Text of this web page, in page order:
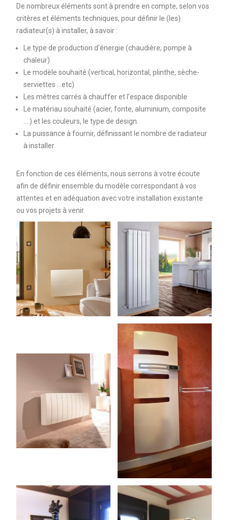
De nombreux éléments sont à prendre en compte, selon vos
critères et éléments techniques, pour définir le (les)
radiateur(s) à installer, à savoir :
Le type de production d’énergie (chaudière, pompe à
chaleur)
Le modèle souhaité (vertical, horizontal, plinthe, sèche-
serviettes …etc)
Les mètres carrés à chauffer et l’espace disponible
Le matériau souhaité (acier, fonte, aluminium, composite
….) et les couleurs, le type de design.
La puissance à fournir, définissant le nombre de radiateur
à installer
En fonction de ces éléments, nous serrons à votre écoute
afin de définir ensemble du modèle correspondant à vos
attentes et en adéquation avec votre installation existante
ou vos projets à venir.